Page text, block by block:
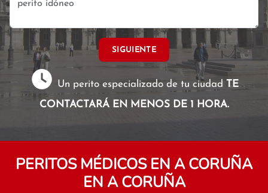
SIGUIENTE
Un perito especializado de tu ciudad TE
CONTACTARÁ EN MENOS DE 1 HORA.
PERITOS MÉDICOS EN A CORUÑA
EN A CORUÑA